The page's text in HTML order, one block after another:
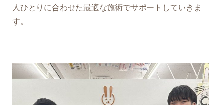
人ひとりに合わせた最適な施術でサポートしていきま
す。